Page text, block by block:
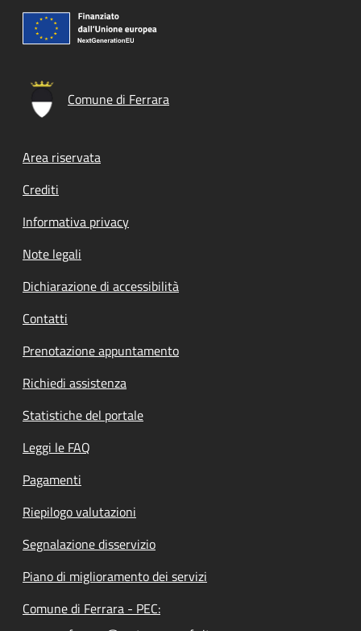
Comune di Ferrara
Footer menu
Area riservata
Crediti
Informativa privacy
Note legali
Dichiarazione di accessibilità
Contatti
Prenotazione appuntamento
Richiedi assistenza
Statistiche del portale
Leggi le FAQ
Pagamenti
Riepilogo valutazioni
Segnalazione disservizio
Piano di miglioramento dei servizi
Comune di Ferrara - PEC: